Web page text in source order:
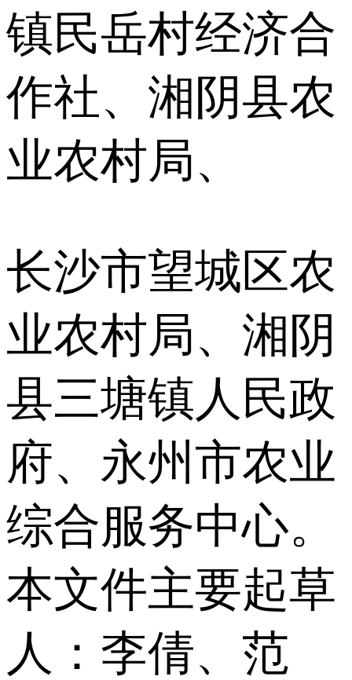
镇民岳村经济合
作社、湘阴县农
业农村局、
长沙市望城区农
业农村局、湘阴
县三塘镇人民政
府、永州市农业
综合服务中心。
本文件主要起草
人：李倩、范